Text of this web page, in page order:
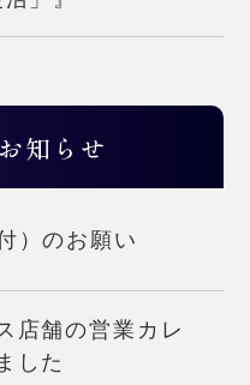
知らせ
）のお願い
店舗の営業カレ
した